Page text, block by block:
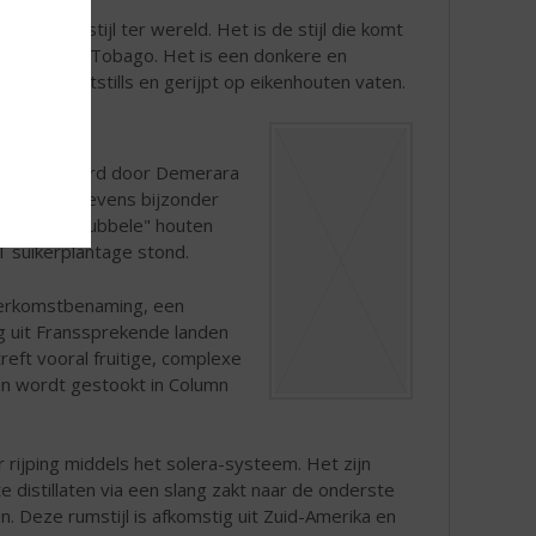
rumstijl ter wereld. Het is de stijl die komt
& Tobago. Het is een donkere en
in potstills en gerijpt op eikenhouten vaten.
gedistilleerd door Demerara
rum tevens bijzonder
op de "dubbele" houten
suikerplantage stond.
een
uit Franssprekende landen
vooral fruitige, complexe
wordt gestookt in Column
middels het solera-systeem. Het zijn
distillaten via een slang zakt naar de onderste
Deze rumstijl is afkomstig uit Zuid-Amerika en